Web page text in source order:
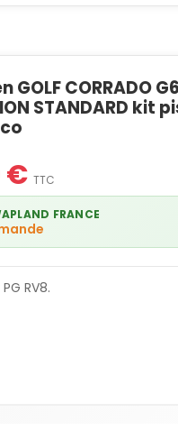
CORRADO
STANDARD kit
€ TTC
FRANCE
RV8.